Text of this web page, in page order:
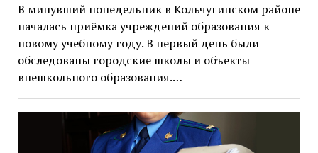
В минувший понедельник в Кольчугинском районе
началась приёмка учреждений образования к
новому учебному году. В первый день были
обследованы городские школы и объекты
внешкольного образования.…